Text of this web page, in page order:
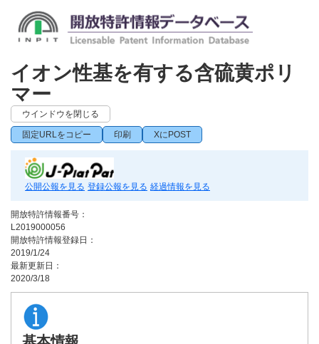
イオン性基を有する含硫黄ポリ
マー
ウインドウを閉じる
固定URLをコピー 印刷 XにPOST
公開公報を見る 登録公報を見る 経過情報を見る
開放特許情報番号：
L2019000056
開放特許情報登録日：
2019/1/24
最新更新日：
2020/3/18